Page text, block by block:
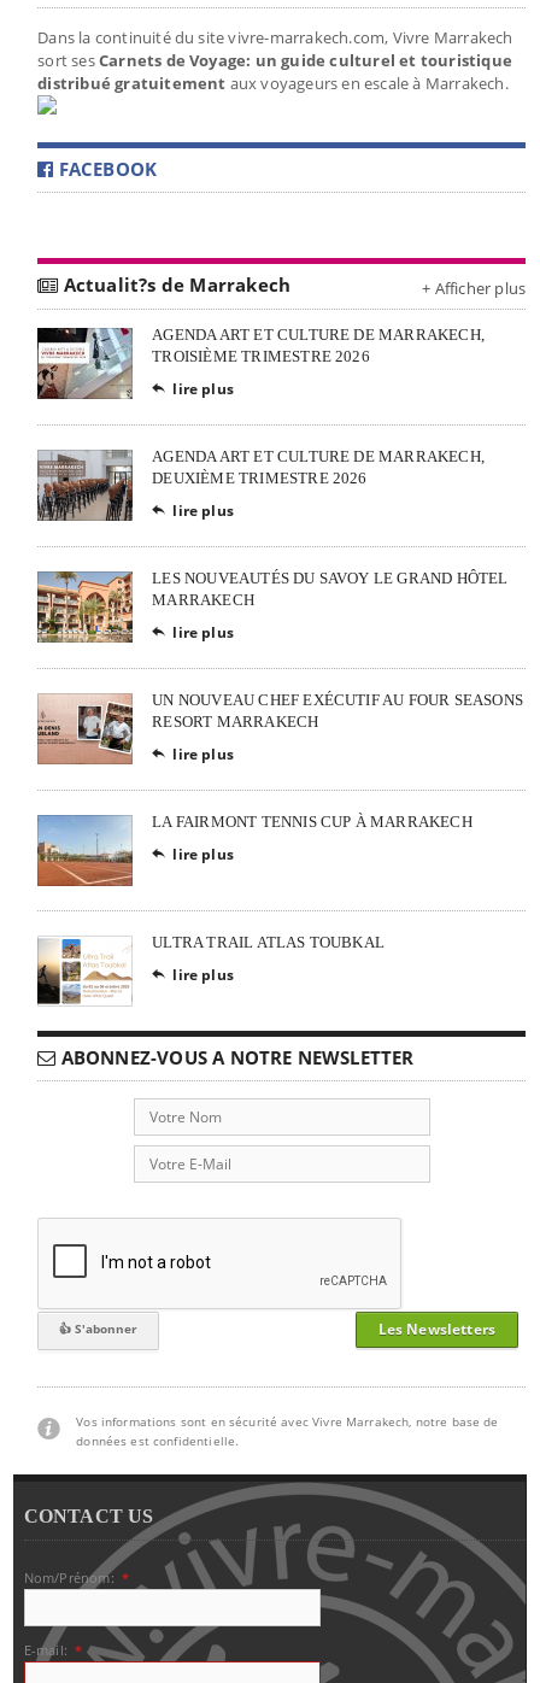
Dans la continuité du site vivre-marrakech.com, Vivre Marrakech
sort sesCarnets de Voyage: un guide culturel et touristique
distribué gratuitement aux voyageurs en escale à Marrakech.
FACEBOOK
Actualit?s de Marrakech + Afficher plus
AGENDA ART ET CULTURE DE MARRAKECH,
TROISIÈME TRIMESTRE 2026
 lire plus
AGENDA ART ET CULTURE DE MARRAKECH,
DEUXIÈME TRIMESTRE 2026
 lire plus
LES NOUVEAUTÉS DU SAVOY LE GRAND HÔTEL
MARRAKECH
 lire plus
UN NOUVEAU CHEF EXÉCUTIF AU FOUR SEASONS
RESORT MARRAKECH
 lire plus
LA FAIRMONT TENNIS CUP À MARRAKECH
 lire plus
ULTRA TRAIL ATLAS TOUBKAL
 lire plus
ABONNEZ-VOUS A NOTRE NEWSLETTER
Les Newsletters
Vos informations sont en sécurité avec Vivre Marrakech, notre base de
données est confidentielle.
CONTACT US
Nom/Prénom: *
E-mail: *